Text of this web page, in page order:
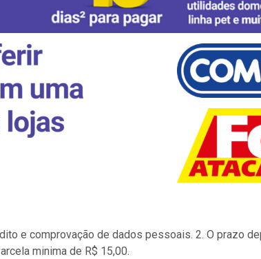
e comprovação de dados pessoais. 2. O prazo
minima de R$ 15,00.